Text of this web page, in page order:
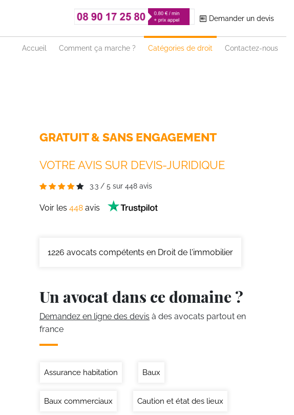
Demander un devis
Accueil Comment ça marche ? Catégories de droit Contactez-nous
GRATUIT & SANS ENGAGEMENT
VOTRE AVIS SUR DEVIS-JURIDIQUE
3.3 / 5 sur 448 avis
Voir les 448 avis
1226 avocats compétents en Droit de l'immobilier
Un avocat dans ce domaine ?
Demandez en ligne des devis à des avocats partout en
france
Assurance habitation Baux
Baux commerciaux Caution et état des lieux